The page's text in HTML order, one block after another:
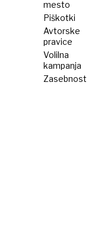
mesto
Piškotki
Avtorske
pravice
Volilna
kampanja
Zasebnost